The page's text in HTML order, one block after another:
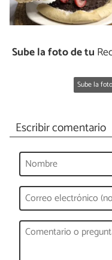
Sube la foto de tu
Sube la
Escribir comentario